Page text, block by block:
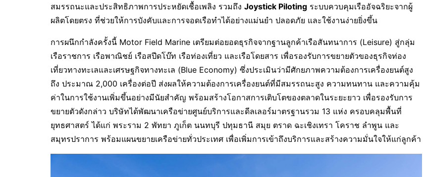
สมรรถนะและประสิทธิภาพการประหยัดเชื้อเพลิง รวมถึง Joystick Piloting ระบบควบคุมเรืออัจฉริยะจากผู้
ผลิตโดยตรง ที่ช่วยให้การบังคับและการจอดเรือทำได้อย่างแม่นยำ ปลอดภัย และใช้งานง่ายยิ่งขึ้น
การผนึกกำลังครั้งนี้ Motor Field Marine เตรียมต่อยอดธุรกิจจากฐานลูกค้าเรือสันทนาการ (Leisure) สู่กลุ่ม
เรือราชการ เรือพาณิชย์ เรือสปีดโบ๊ท เรือท่องเที่ยว และเรือโดยสาร เพื่อรองรับการขยายตัวของธุรกิจท่อง
เที่ยวทางทะเลและเศรษฐกิจทางทะเล (Blue Economy) ซึ่งประเมินว่ามีศักยภาพความต้องการเครื่องยนต์สูง
ถึง ประมาณ 2,000 เครื่องต่อปี ส่งผลให้ความต้องการเครื่องยนต์ที่มีสมรรถนะสูง ความทนทาน และความคุ้ม
ค่าในการใช้งานเพิ่มขึ้นอย่างมีนัยสำคัญ พร้อมสร้างโอกาสการเติบโตของตลาดในระยะยาว เพื่อรองรับการ
ขยายตัวดังกล่าว บริษัทได้พัฒนาเครือข่ายศูนย์บริการและดีลเลอร์มาตรฐานรวม 13 แห่ง ครอบคลุมพื้นที่
ยุทธศาสตร์ ได้แก่ พระราม 2 พัทยา ภูเก็ต นนทบุรี ปทุมธานี สมุย ตราด ฉะเชิงเทรา โคราช ลำพูน และ
สมุทรปราการ พร้อมแผนขยายเครือข่ายทั่วประเทศ เพื่อเพิ่มการเข้าถึงบริการและสร้างความมั่นใจให้แก่ลูกค้า